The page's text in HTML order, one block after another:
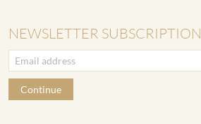
NEWSLETTER SUBSCRIPTION
Continue